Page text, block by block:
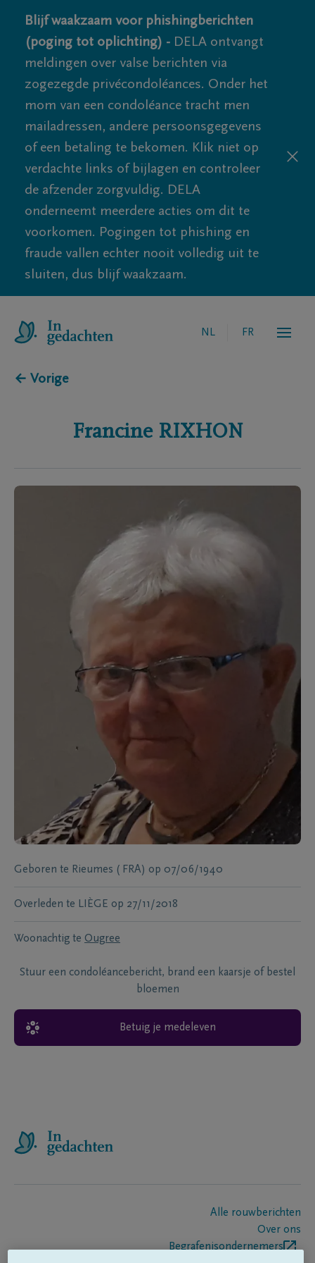
Blijf waakzaam voor phishingberichten
(poging tot oplichting) - DELA ontvangt
meldingen over valse berichten via
zogezegde privécondoléances. Onder het
mom van een condoléance tracht men
mailadressen, andere persoonsgegevens
of een betaling te bekomen. Klik niet op
verdachte links of bijlagen en controleer
de afzender zorgvuldig. DELA
onderneemt meerdere acties om dit te
voorkomen. Pogingen tot phishing en
fraude vallen echter nooit volledig uit te
sluiten, dus blijf waakzaam.
NL FR
← Vorige
Francine RIXHON
Geboren te Rieumes ( FRA) op 07/06/1940
Overleden te LIÈGE op 27/11/2018
Woonachtig te Ougree
Stuur een condoléancebericht, brand een kaarsje of bestel
bloemen
Betuig je medeleven
Alle rouwberichten
Over ons
Begrafenisondernemers